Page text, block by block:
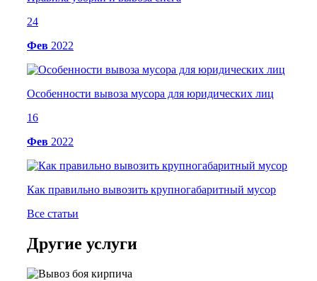
24
Фев 2022
Особенности вывоза мусора для юридических лиц
16
Фев 2022
Как правильно вывозить крупногабаритный мусор
Все статьи
Другие услуги